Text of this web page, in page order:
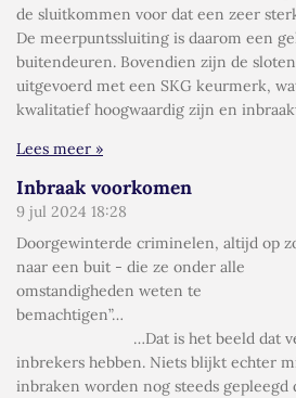
de sluitkommen voor dat een zeer
De meerpuntssluiting is daarom een
buitendeuren. Bovendien zijn de
uitgevoerd met een SKG keurmerk,
kwalitatief hoogwaardig zijn en
Lees meer »
Inbraak voorkomen
9 jul 2024 18:28
Doorgewinterde criminelen, altijd op
naar een buit - die ze onder alle
omstandigheden weten te
…Dat is het beeld dat veel
inbrekers hebben. Niets blijkt echter
inbraken worden nog steeds gepleegd